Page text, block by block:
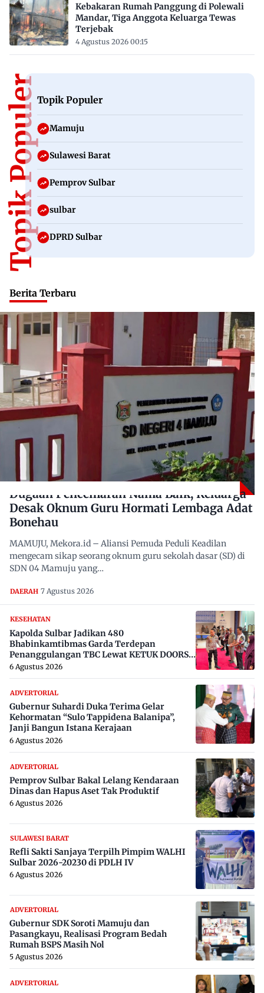
Kebakaran Rumah Panggung di Polewali
Mandar, Tiga Anggota Keluarga Tewas
Terjebak
4 Agustus 2026 00:15
Topik PopulerTopik Populer
Mamuju
Sulawesi Barat
Pemprov Sulbar
sulbar
DPRD Sulbar
Berita Terbaru
Dugaan Pencemaran Nama Baik, Keluarga
Desak Oknum Guru Hormati Lembaga Adat
Bonehau
MAMUJU, Mekora.id – Aliansi Pemuda Peduli Keadilan
mengecam sikap seorang oknum guru sekolah dasar (SD) di
SDN 04 Mamuju yang…
DAERAH 7 Agustus 2026
KESEHATAN
Kapolda Sulbar Jadikan 480
Bhabinkamtibmas Garda Terdepan
Penanggulangan TBC Lewat KETUK DOORS
di 650 Desa
6 Agustus 2026
ADVERTORIAL
Gubernur Suhardi Duka Terima Gelar
Kehormatan “Sulo Tappidena Balanipa”,
Janji Bangun Istana Kerajaan
6 Agustus 2026
ADVERTORIAL
Pemprov Sulbar Bakal Lelang Kendaraan
Dinas dan Hapus Aset Tak Produktif
6 Agustus 2026
SULAWESI BARAT
Refli Sakti Sanjaya Terpilh Pimpim WALHI
Sulbar 2026-20230 di PDLH IV
6 Agustus 2026
ADVERTORIAL
Gubernur SDK Soroti Mamuju dan
Pasangkayu, Realisasi Program Bedah
Rumah BSPS Masih Nol
5 Agustus 2026
ADVERTORIAL